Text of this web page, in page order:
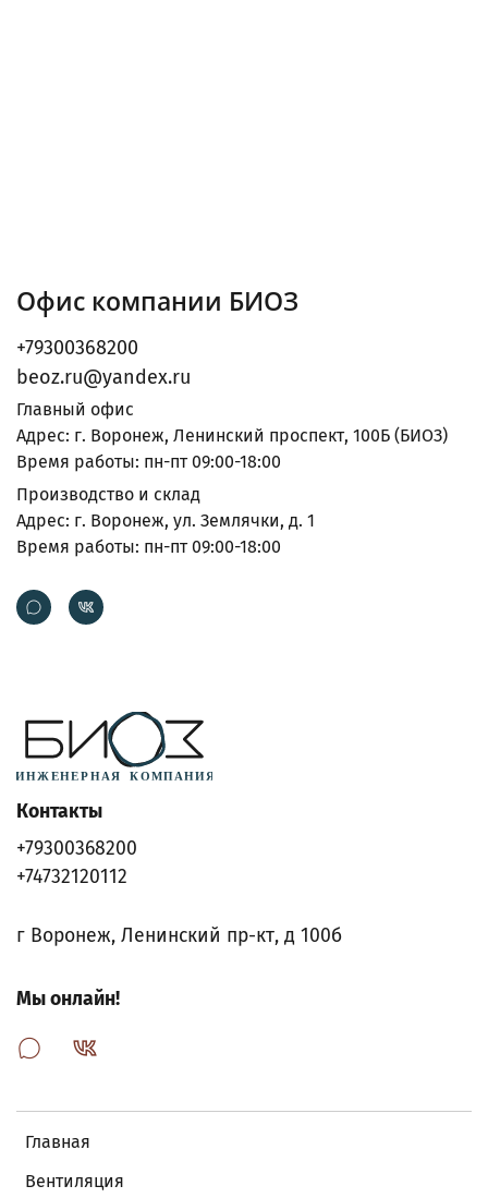
Офис компании БИОЗ
+79300368200
beoz.ru@yandex.ru
Главный офис
Адрес: г. Воронеж, Ленинский проспект, 100Б (БИОЗ)
Время работы: пн-пт 09:00-18:00
Производство и склад
Адрес: г. Воронеж, ул. Землячки, д. 1
Время работы: пн-пт 09:00-18:00
Главная
Вентиляция
Контакты
+79300368200
+74732120112
г Воронеж, Ленинский пр-кт, д 100б
Мы онлайн!